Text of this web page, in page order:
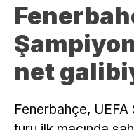
net
Fenerbahçe,